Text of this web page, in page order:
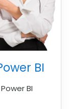
BI
BI